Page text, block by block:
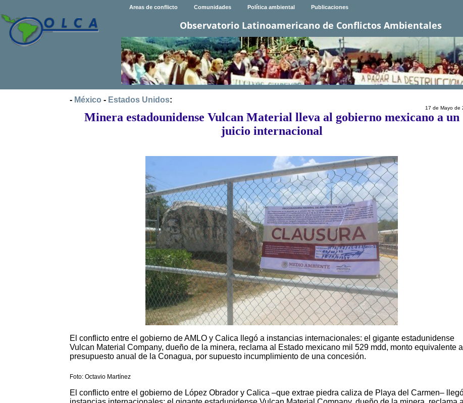
Areas de conflicto Comunidades Política ambiental Publicaciones
Observatorio Latinoamericano de Conflictos Ambientales
- México - Estados Unidos:
17 de Mayo de
Minera estadounidense Vulcan Material lleva al gobierno mexicano a un
juicio internacional
El conflicto entre el gobierno de AMLO y Calica llegó a instancias internacionales: el gigante estadunidense
Vulcan Material Company, dueño de la minera, reclama al Estado mexicano mil 529 mdd, monto equivalente al
presupuesto anual de la Conagua, por supuesto incumplimiento de una concesión.
Foto: Octavio Martínez
El conflicto entre el gobierno de López Obrador y Calica –que extrae piedra caliza de Playa del Carmen–